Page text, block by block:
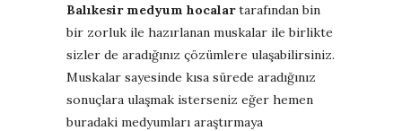
Balıkesir medyum hocalartarafından bin
bir zorluk ile hazırlanan muskalar ile birlikte
sizler de aradığınız çözümlere ulaşabilirsiniz.
Muskalar sayesinde kısa sürede aradığınız
sonuçlara ulaşmak isterseniz eğer hemen
buradaki medyumları araştırmaya